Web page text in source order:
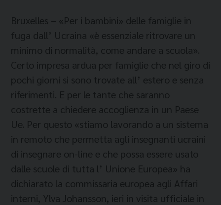
Bruxelles – «Per i bambini» delle famiglie in
fuga dall’ Ucraina «è essenziale ritrovare un
minimo di normalità, come andare a scuola».
Certo impresa ardua per famiglie che nel giro di
pochi giorni si sono trovate all’ estero e senza
riferimenti. E per le tante che saranno
costrette a chiedere accoglienza in un Paese
Ue. Per questo «stiamo lavorando a un sistema
in remoto che permetta agli insegnanti ucraini
di insegnare on-line e che possa essere usato
dalle scuole di tutta l’ Unione Europea» ha
dichiarato la commissaria europea agli Affari
interni, Ylva Johansson, ieri in visita ufficiale in